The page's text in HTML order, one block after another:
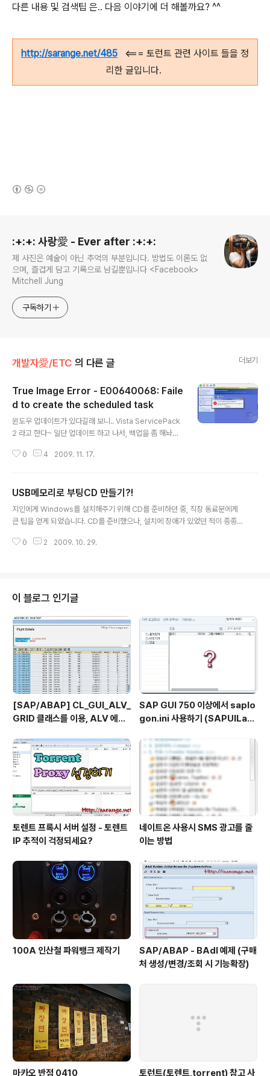
다른 내용 및 검색팁 은.. 다음 이야기에 더 해볼까요? ^^
http://sarange.net/485 <=== 토런트 관련 사이트 들을 정
리한 글입니다.
:+:+: 사랑愛 - Ever after :+:+:
제 사진은 예술이 아닌 추억의 부분입니다. 방법도 이론도 없
으며, 즐겁게 담고 기록으로 남길뿐입니다 <Facebook>
Mitchell Jung
구독하기
개발자愛/ETC 의 다른 글 더보기
True Image Error - E00640068: Faile
d to create the scheduled task
윈도우 업데이트가 있다길래 보니.. Vista ServicePack
2 라고 한다~ 일단 업데이트 하고 나서, 백업을 좀 해놔야
하려는데... 에러가 뜬다!!! E00640068: Failed to crea
습니다(OxFFFO)". 라고 나온다... [Image 가 깨져 보일
경우 Click~★ 하시면 자세히 볼 수 있습니다] 엥? 이게 왠
말? 잘 쓰던게 왜이러지? 라고 생각하고 구글을 검색하던
작 프로그램에서 지..
0 4 2009. 11. 17.
USB메모리로 부팅CD 만들기?!
지인에게 Windows를 설치해주기 위해 CD를 준비하던 중, 직장 동료분에게
큰 팁을 얻게 되었습니다. CD를 준비했으나, 설치에 장애가 있었던 적이 종종
D준비를 위해 설치가 지연이 되고 했는데, 이런 좋은 방법이 있었습니다^^ 요즘
B매모리로 부팅시디 만들기"를 클릭하시면~ 해당 블로그로 이동이 됩니다^^
0 2 2009. 10. 29.
이 블로그 인기글
[SAP/ABAP] CL_GUI_ALV_
GRID 클래스를 이용, ALV 에서
SAP GUI 750 이상에서 saplo
gon.ini 사용하기 (SAPUILan
토렌트 프록시 서버 설정 - 토렌트
IP 추적이 걱정되세요?
네이트온 사용시 SMS 광고를 줄
이는 방법
100A 인산철 파워뱅크 제작기
SAP/ABAP - BAdI 예제 (구매
처 생성/변경/조회 시 기능확장)
마카오 반점 0410 토런트(토렌트,torrent) 참고 사